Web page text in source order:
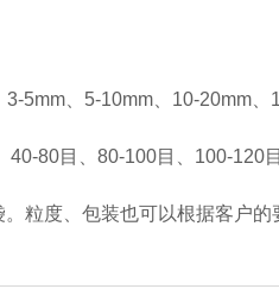
5mm、5-10mm、10-20mm、
80目、80-100目、100-120
粒度、包装也可以根据客户的